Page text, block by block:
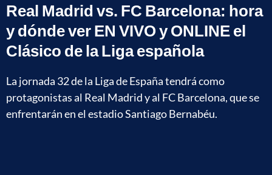
Real Madrid vs. FC Barcelona: hora
y dónde ver EN VIVO y ONLINE el
Clásico de la Liga española
La jornada 32 de la Liga de España tendrá como
protagonistas al Real Madrid y al FC Barcelona, que se
enfrentarán en el estadio Santiago Bernabéu.